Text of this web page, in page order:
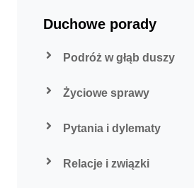
Duchowe porady
Podróż w głąb duszy
Życiowe sprawy
Pytania i dylematy
Relacje i związki